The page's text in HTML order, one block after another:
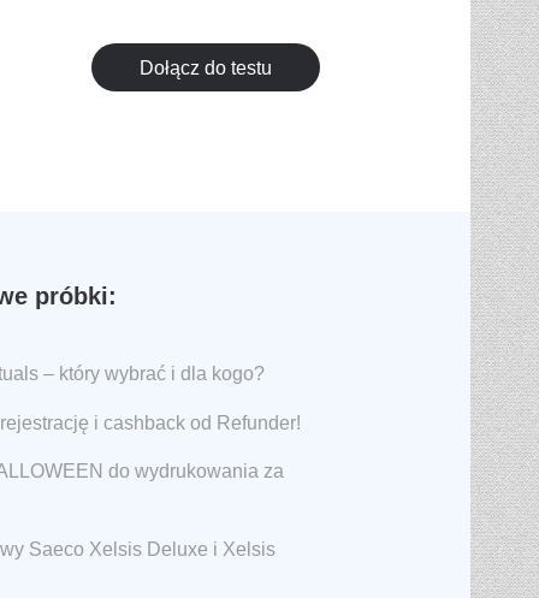
Dołącz do testu
próbki:
– który wybrać i dla kogo?
i cashback od Refunder!
do wydrukowania za
Saeco Xelsis Deluxe i Xelsis